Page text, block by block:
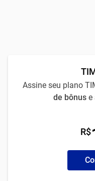
Assine seu plano
de bônus e
R$